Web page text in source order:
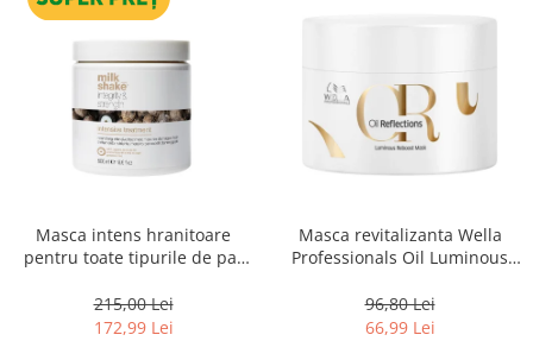
Masca intens hranitoare
pentru toate tipurile de par
Strength Intensive Treatment,
500 ml
215,00 Lei
172,99 Lei
Masca revitalizanta Wella
Professionals Oil Luminous
96,80 Lei
66,99 Lei